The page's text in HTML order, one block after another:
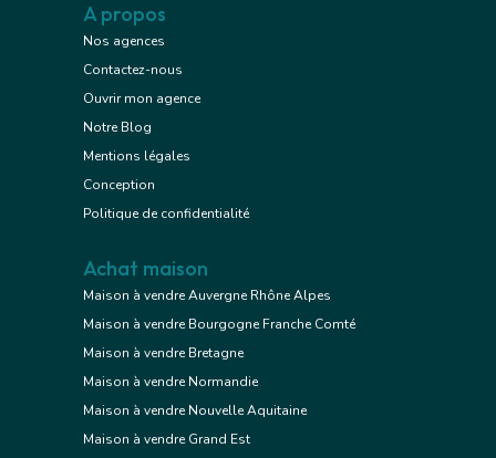
A propos
Nos agences
Contactez-nous
Ouvrir mon agence
Notre Blog
Mentions légales
Conception
Politique de confidentialité
Achat maison
Maison à vendre Auvergne Rhône Alpes
Maison à vendre Bourgogne Franche Comté
Maison à vendre Bretagne
Maison à vendre Normandie
Maison à vendre Nouvelle Aquitaine
Maison à vendre Grand Est